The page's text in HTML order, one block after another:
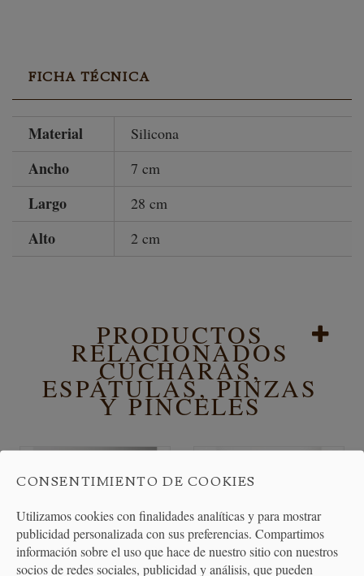
FICHA TÉCNICA
Material Silicona
Ancho 7 cm
Largo 28 cm
Alto 2 cm
PRODUCTOS
RELACIONADOS
CUCHARAS,
ESPÁTULAS, PINZAS
Y PINCELES
CONSENTIMIENTO DE COOKIES
Utilizamos cookies con finalidades analíticas y para mostrar
publicidad personalizada con sus preferencias. Compartimos
información sobre el uso que hace de nuestro sitio con nuestros
socios de redes sociales, publicidad y análisis, que pueden